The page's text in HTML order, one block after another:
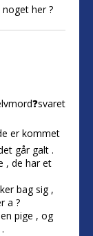
her ?
er kommet
går galt .
, de har et
bag sig ,
a ?
pige , og